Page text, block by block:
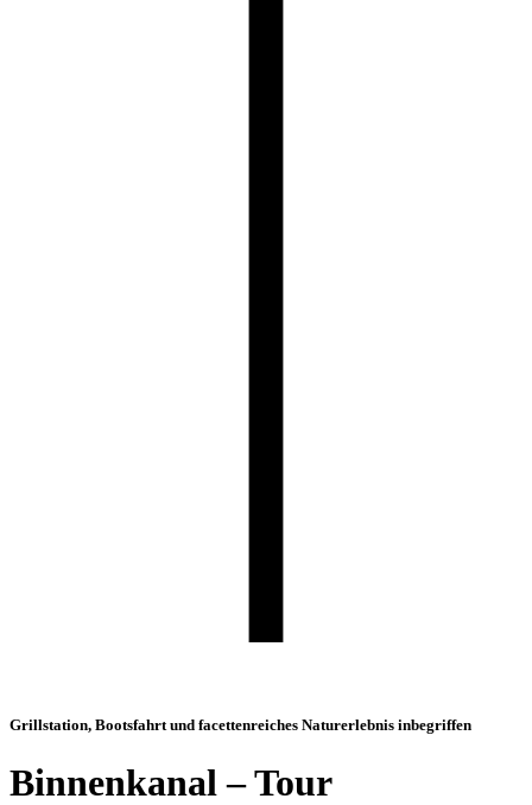
Grillstation, Bootsfahrt und facettenreiches Naturerlebnis inbegriffen
Binnenkanal – Tour